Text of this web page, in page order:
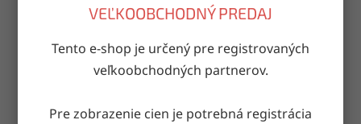
VEĽKOOBCHODNÝ PREDAJ
Tento e-shop je určený pre registrovaných
veľkoobchodných partnerov.
Pre zobrazenie cien je potrebná registrácia
Doručenie do druhého dňa
na akúkoľvek adresu